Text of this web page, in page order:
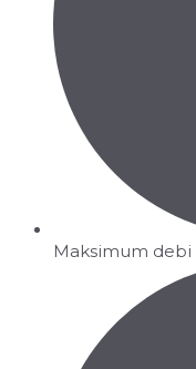
Maksimum debi